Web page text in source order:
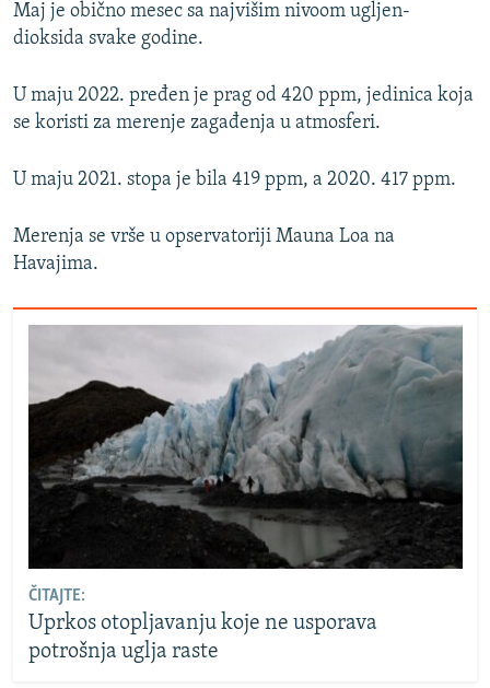
Maj je obično mesec sa najvišim nivoom ugljen-
dioksida svake godine.
U maju 2022. pređen je prag od 420 ppm, jedinica koja
se koristi za merenje zagađenja u atmosferi.
U maju 2021. stopa je bila 419 ppm, a 2020. 417 ppm.
Merenja se vrše u opservatoriji Mauna Loa na
Havajima.
ČITAJTE:
Uprkos otopljavanju koje ne usporava
potrošnja uglja raste